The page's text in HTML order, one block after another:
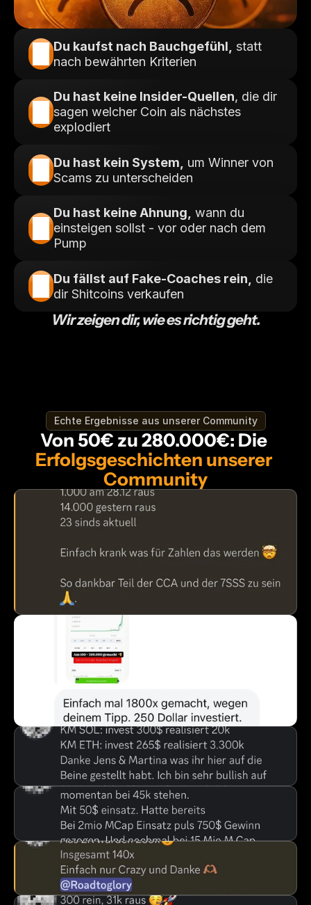
Du kaufst nach Bauchgefühl, statt
nach bewährten Kriterien
Du hast keine Insider-Quellen, die dir
sagen welcher Coin als nächstes
explodiert
Du hast kein System,
um Winner von
Scams zu unterscheiden
Du hast keine Ahnung, wann du
einsteigen sollst - vor oder nach dem
Pump
Du fällst auf Fake-Coaches rein,
die
dir Shitcoins verkaufen
Wir zeigen dir, wie es richtig geht.
Echte Ergebnisse aus unserer Community
Erfolgsgeschichten unserer
Community